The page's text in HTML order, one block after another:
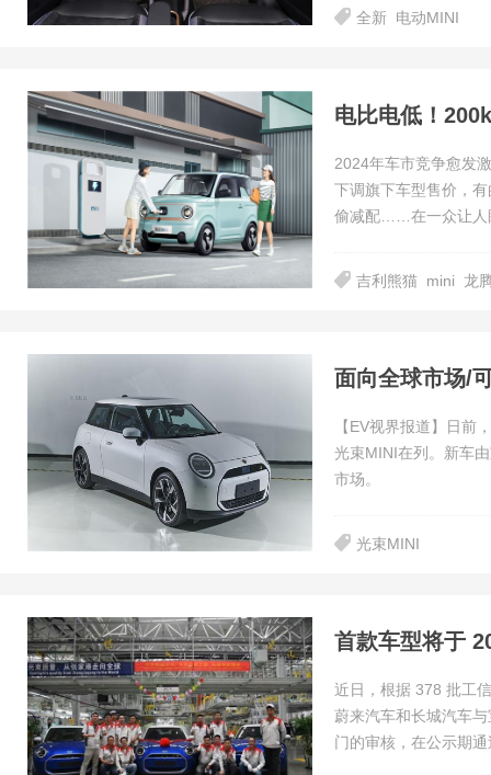
全新 电动MINI
2024年车市竞争愈发
下调旗下车型售价，
偷减配……在一众让人
吉利熊猫 mini 龙
面向全球市场/
【EV视界报道】日前
光束MINI在列。新车
市场。
光束MINI
首款车型将于
近日，根据 378 批工
蔚来汽车和长城汽车
门的审核，在公示期